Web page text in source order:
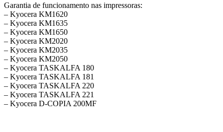
Garantia de funcionamento nas impressoras:
– Kyocera KM1620
– Kyocera KM1635
– Kyocera KM1650
– Kyocera KM2020
– Kyocera KM2035
– Kyocera KM2050
– Kyocera TASKALFA 180
– Kyocera TASKALFA 181
– Kyocera TASKALFA 220
– Kyocera TASKALFA 221
– Kyocera D-COPIA 200MF